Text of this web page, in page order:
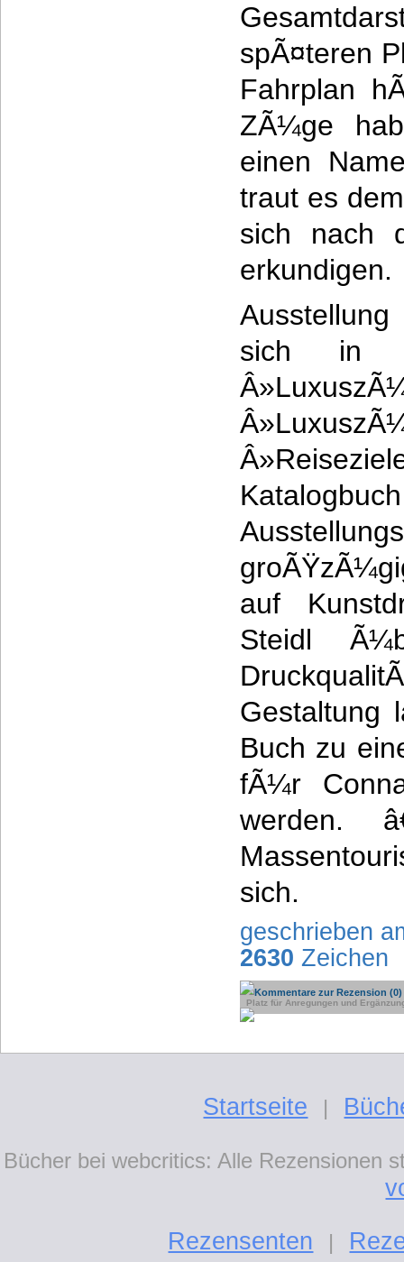
spÃ¤teren
Fahrplan
ZÃ¼ge
einen
traut es
sich nach
erkundigen.
sich in
auf
Steidl
Gestaltung
Buch zu
fÃ¼r
werden.
sich.
geschrieben
2630 Zeichen
Kommentare zur Rezension (0)
Platz für Anregungen und
Startseite |
Bücher bei webcritics: Alle Rezensionen
Rezensenten
|